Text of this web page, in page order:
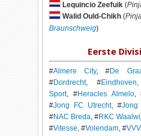
Lequincio Zeefuik (
Walid Ould-Chikh (
Braunschweig)
Eerste
#Almere City, #De
#Dordrecht, #Eindhoven
Sport, #Heracles Almelo,
#Jong FC Utrecht, #Jong
#NAC Breda , #RKC
#Vitesse , #Volendam , #